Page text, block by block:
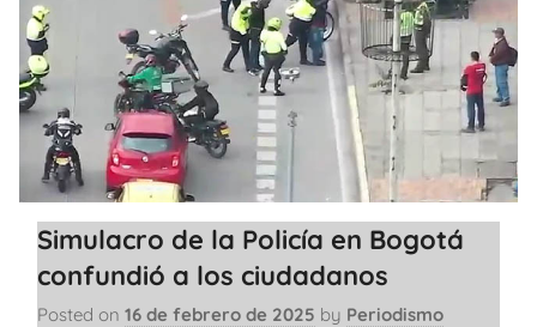
Simulacro de la Policía en Bogotá
confundió a los ciudadanos
Posted on 16 de febrero de 2025 by Periodismo